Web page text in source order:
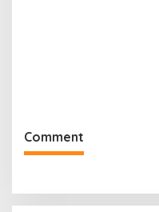
Comment